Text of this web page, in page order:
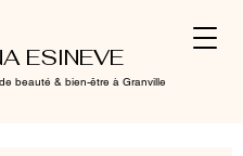
ESINEVE
beauté & bien-être à Granville